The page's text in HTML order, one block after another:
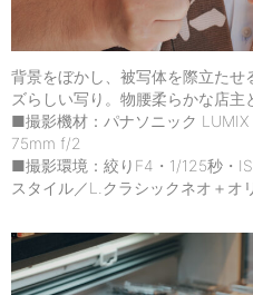
背景をぼかし、被写体を際立たせ
ズらしい写り。物腰柔らかな店主
■撮影機材：パナソニック
75mm f/2
■撮影環境：絞りF4・1/125秒・
スタイル／L.クラシックネオ＋オ